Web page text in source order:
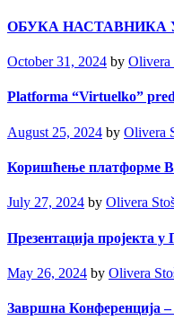
ОБУКА НАСТАВНИКА
October 31, 2024 by Olivera
Platforma “Virtuelko”
August 25, 2024 by Olivera
Коришћењe платформе
July 27, 2024 by Olivera
Презентација пројекта у
May 26, 2024 by Olivera
Завршна Конференција